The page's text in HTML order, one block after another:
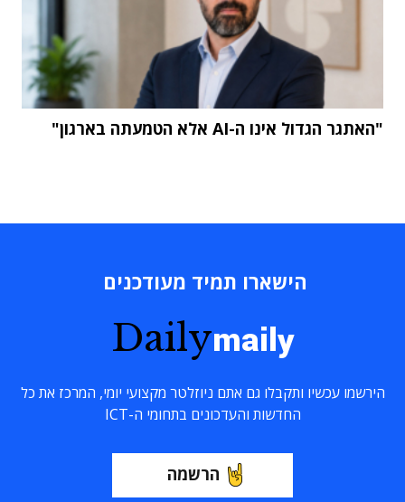
"האתגר הגדול אינו ה-AI אלא הטמעתה בארגון"
הישארו תמיד מעודכנים
Dailymaily
הירשמו עכשיו ותקבלו גם אתם ניוזלטר מקצועי יומי, המרכז את כל
החדשות והעדכונים בתחומי ה-ICT
הרשמה